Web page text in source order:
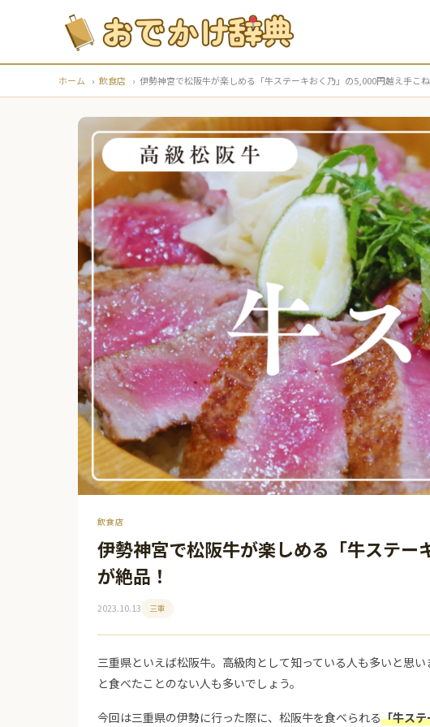
ホーム › 飲食店 › 伊勢神宮で松阪牛が楽しめる「牛ステーキおく乃」の5,000円越え手こね
飲食店
伊勢神宮で松阪牛が楽しめる「牛ステ
が絶品！
2023.10.13 三重
三重県といえば松阪牛。高級肉として知っている人も多いと思
と食べたことのない人も多いでしょう。
今回は三重県の伊勢に行った際に、松阪牛を食べられる「牛ス